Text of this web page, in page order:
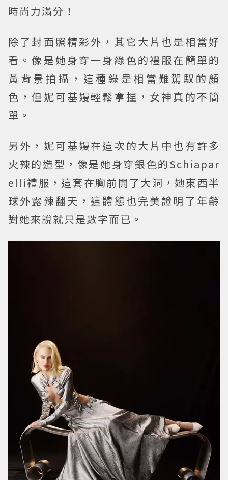
時尚力滿分！
除了封面照精彩外，其它大片也是相當好
看。像是她身穿一身綠色的禮服在簡單的
黃背景拍攝，這種綠是相當難駕馭的顏
色，但妮可基嫚輕鬆拿捏，女神真的不簡
單。
另外，妮可基嫚在這次的大片中也有許多
火辣的造型，像是她身穿銀色的Schiapar
elli禮服，這套在胸前開了大洞，她東西半
球外露辣翻天，這體態也完美證明了年齡
對她來說就只是數字而已。